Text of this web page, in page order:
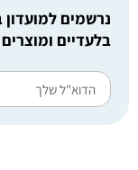
נרשמים
בלעדיים